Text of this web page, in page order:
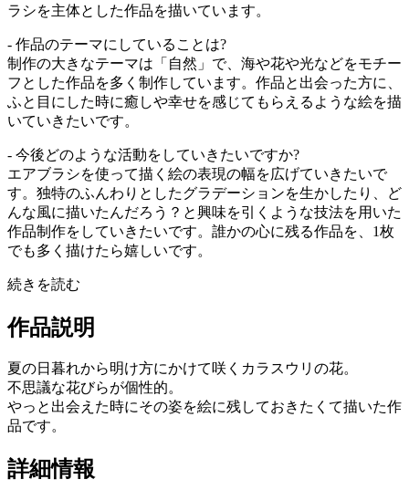
ラシを主体とした作品を描いています。
- 作品のテーマにしていることは?
制作の大きなテーマは「自然」で、海や花や光などをモチー
フとした作品を多く制作しています。作品と出会った方に、
ふと目にした時に癒しや幸せを感じてもらえるような絵を描
いていきたいです。
- 今後どのような活動をしていきたいですか?
エアブラシを使って描く絵の表現の幅を広げていきたいで
す。独特のふんわりとしたグラデーションを生かしたり、ど
んな風に描いたんだろう？と興味を引くような技法を用いた
作品制作をしていきたいです。誰かの心に残る作品を、1枚
でも多く描けたら嬉しいです。
続きを読む
作品説明
夏の日暮れから明け方にかけて咲くカラスウリの花。
不思議な花びらが個性的。
やっと出会えた時にその姿を絵に残しておきたくて描いた作
品です。
詳細情報